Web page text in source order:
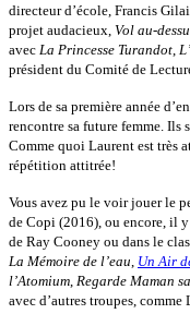
directeur d’école, Francis
projet audacieux, Vol au-
avec La Princesse Turandot
président du Comité de
Lors de sa première année
rencontre sa future femme.
Comme quoi Laurent est très
répétition attitrée!
Vous avez pu le voir jouer le
de Copi (2016), ou encore, il y
de Ray Cooney ou dans le
La Mémoire de l’eau Un Air
l’Atomium Regarde Maman
avec d’autres troupes,